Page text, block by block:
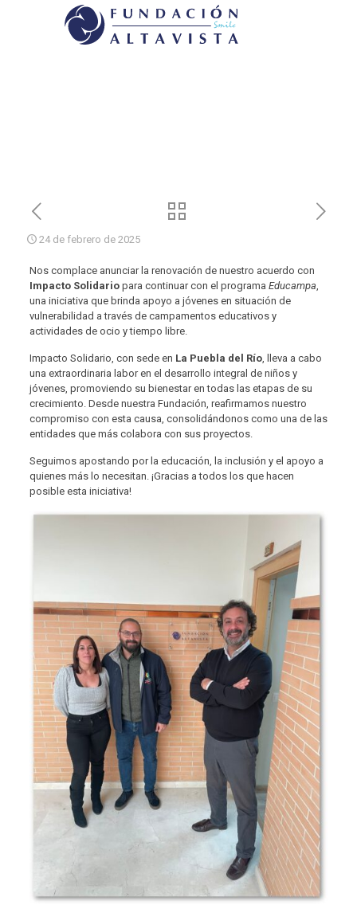
24 de febrero de 2025
Nos complace anunciar la renovación de nuestro acuerdo con
Impacto Solidariopara continuar con el programa Educampa,
una iniciativa que brinda apoyo a jóvenes en situación de
vulnerabilidad a través de campamentos educativos y
actividades de ocio y tiempo libre.
Impacto Solidario, con sede en La Puebla del Río, lleva a cabo
una extraordinaria labor en el desarrollo integral de niños y
jóvenes, promoviendo su bienestar en todas las etapas de su
crecimiento. Desde nuestra Fundación, reafirmamos nuestro
compromiso con esta causa, consolidándonos como una de las
entidades que más colabora con sus proyectos.
Seguimos apostando por la educación, la inclusión y el apoyo a
quienes más lo necesitan. ¡Gracias a todos los que hacen
posible esta iniciativa!